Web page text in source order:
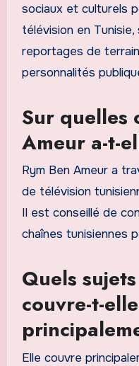
sociaux et culturels
télévision en
reportages de
personnalités
Sur quelles
Ameur a-t-
Rym Ben Ameur a
de télévision
Il est conseillé de
chaînes tunisiennes
Quels
couvre-t-elle
Elle couvre